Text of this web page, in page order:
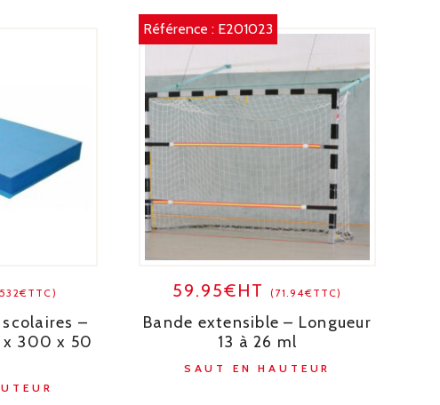
–
300 x 50
Référence : E201023
59.95€HT(71.94€TTC)
Bande extensible – Longueur
13 à 26 ml
SAUT EN HAUTEUR